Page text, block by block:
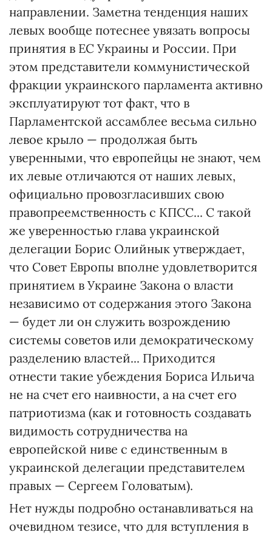
направлении. Заметна тенденция наших
левых вообще потеснее увязать вопросы
принятия в ЕС Украины и России. При
этом представители коммунистической
фракции украинского парламента активно
эксплуатируют тот факт, что в
Парламентской ассамблее весьма сильно
левое крыло — продолжая быть
уверенными, что европейцы не знают, чем
их левые отличаются от наших левых,
официально провозгласивших свою
правопреемственность с КПСС... С такой
же уверенностью глава украинской
делегации Борис Олийнык утверждает,
что Совет Европы вполне удовлетворится
принятием в Украине Закона о власти
независимо от содержания этого Закона
— будет ли он служить возрождению
системы советов или демократическому
разделению властей... Приходится
отнести такие убеждения Бориса Ильича
не на счет его наивности, а на счет его
патриотизма (как и готовность создавать
видимость сотрудничества на
европейской ниве с единственным в
украинской делегации представителем
правых — Сергеем Головатым).
Нет нужды подробно останавливаться на
очевидном тезисе, что для вступления в